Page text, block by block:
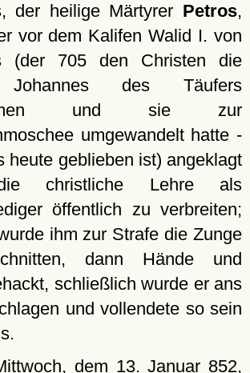
der heilige Märtyrer Petros,
vor dem Kalifen Walid I. von
(der 705 den Christen die
Johannes des Täufers
und sie zur
umgewandelt hatte -
heute geblieben ist) angeklagt
christliche Lehre als
öffentlich zu verbreiten;
ihm zur Strafe die Zunge
dann Hände und
schließlich wurde er ans
und vollendete so sein
dem 13. Januar 852,